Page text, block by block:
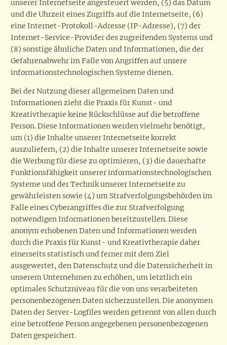
unserer Internetseite angesteuert werden, (5) das Datum
und die Uhrzeit eines Zugriffs auf die Internetseite, (6)
eine Internet-Protokoll-Adresse (IP-Adresse), (7) der
Internet-Service-Provider des zugreifenden Systems und
(8) sonstige ähnliche Daten und Informationen, die der
Gefahrenabwehr im Falle von Angriffen auf unsere
informationstechnologischen Systeme dienen.
Bei der Nutzung dieser allgemeinen Daten und
Informationen zieht die Praxis für Kunst- und
Kreativtherapie keine Rückschlüsse auf die betroffene
Person. Diese Informationen werden vielmehr benötigt,
um (1) die Inhalte unserer Internetseite korrekt
auszuliefern, (2) die Inhalte unserer Internetseite sowie
die Werbung für diese zu optimieren, (3) die dauerhafte
Funktionsfähigkeit unserer informationstechnologischen
Systeme und der Technik unserer Internetseite zu
gewährleisten sowie (4) um Strafverfolgungsbehörden im
Falle eines Cyberangriffes die zur Strafverfolgung
notwendigen Informationen bereitzustellen. Diese
anonym erhobenen Daten und Informationen werden
durch die Praxis für Kunst- und Kreativtherapie daher
einerseits statistisch und ferner mit dem Ziel
ausgewertet, den Datenschutz und die Datensicherheit in
unserem Unternehmen zu erhöhen, um letztlich ein
optimales Schutzniveau für die von uns verarbeiteten
personenbezogenen Daten sicherzustellen. Die anonymen
Daten der Server-Logfiles werden getrennt von allen durch
eine betroffene Person angegebenen personenbezogenen
Daten gespeichert.